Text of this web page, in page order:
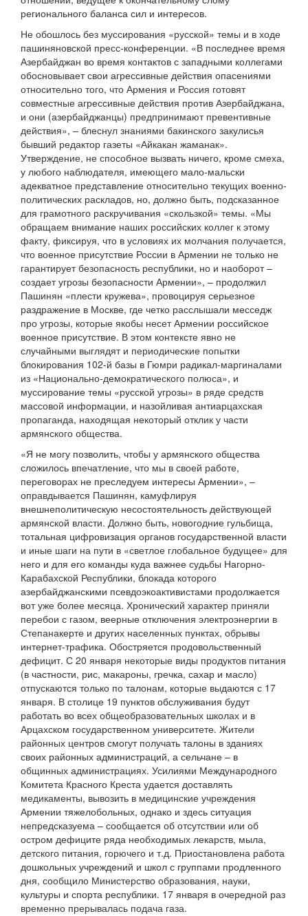
регионального баланса сил и интересов.
Не обошлось без муссирования «русской» темы и в ходе
пашиняновской пресс-конференции. «В последнее время
Азербайджан во время контактов с западными коллегами
обосновывает свои агрессивные действия опасениями
относительно того, что Армения и Россия готовят
совместные агрессивные действия против Азербайджана,
и они (азербайджанцы) предпринимают превентивные
действия», – блеснул знаниями бакинского закулисья
бывший редактор газеты «Айкакан жаманак».
Утверждение, не способное вызвать ничего, кроме смеха,
у любого наблюдателя, имеющего мало-мальски
адекватное представление относительно текущих военно-
политических раскладов, но, должно быть, подсказанное
для грамотного раскручивания «скользкой» темы. «Мы
обращаем внимание наших российских коллег к этому
факту, фиксируя, что в условиях их молчания получается,
что военное присутствие России в Армении не только не
гарантирует безопасность республики, но и наоборот –
создает угрозы безопасности Армении», – продолжил
Пашинян «плести кружева», провоцируя серьезное
раздражение в Москве, где четко расслышали месседж
про угрозы, которые якобы несет Армении российское
военное присутствие. В этом контексте явно не
случайными выглядят и периодические попытки
блокирования 102-й базы в Гюмри радикал-маргиналами
из «Национально-демократического полюса», и
муссирование темы «русской угрозы» в ряде средств
массовой информации, и назойливая антиарцахская
пропаганда, находящая некоторый отклик у части
армянского общества.
«Я не могу позволить, чтобы у армянского общества
сложилось впечатление, что мы в своей работе,
переговорах не преследуем интересы Армении», –
оправдывается Пашинян, камуфлируя
внешнеполитическую несостоятельность действующей
армянской власти. Должно быть, новогодние гульбища,
тотальная цифровизация органов государственной власти
и иные шаги на пути в «светлое глобальное будущее» для
него и для его команды куда важнее судьбы Нагорно-
Карабахской Республики, блокада которого
азербайджанскими псевдоэкоактивистами продолжается
вот уже более месяца. Хронический характер приняли
перебои с газом, веерные отключения электроэнергии в
Степанакерте и других населенных пунктах, обрывы
интернет-трафика. Обостряется продовольственный
дефицит. С 20 января некоторые виды продуктов питания
(в частности, рис, макароны, гречка, сахар и масло)
отпускаются только по талонам, которые выдаются с 17
января. В столице 19 пунктов обслуживания будут
работать во всех общеобразовательных школах и в
Арцахском государственном университете. Жители
районных центров смогут получать талоны в зданиях
своих районных администраций, а сельчане – в
общинных администрациях. Усилиями Международного
Комитета Красного Креста удается доставлять
медикаменты, вывозить в медицинские учреждения
Армении тяжелобольных, однако и здесь ситуация
непредсказуема – сообщается об отсутствии или об
остром дефиците ряда необходимых лекарств, мыла,
детского питания, горючего и т.д. Приостановлена работа
дошкольных учреждений и школ с группами продленного
дня, сообщило Министерство образования, науки,
культуры и спорта республики. 17 января в очередной раз
временно прерывалась подача газа.